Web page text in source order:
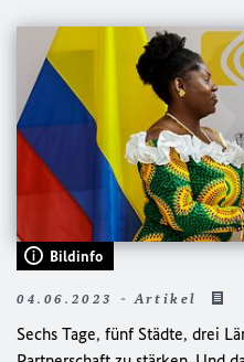
Bildinfo
04.06.2023 - Artikel
Sechs Tage, fünf Städte, drei